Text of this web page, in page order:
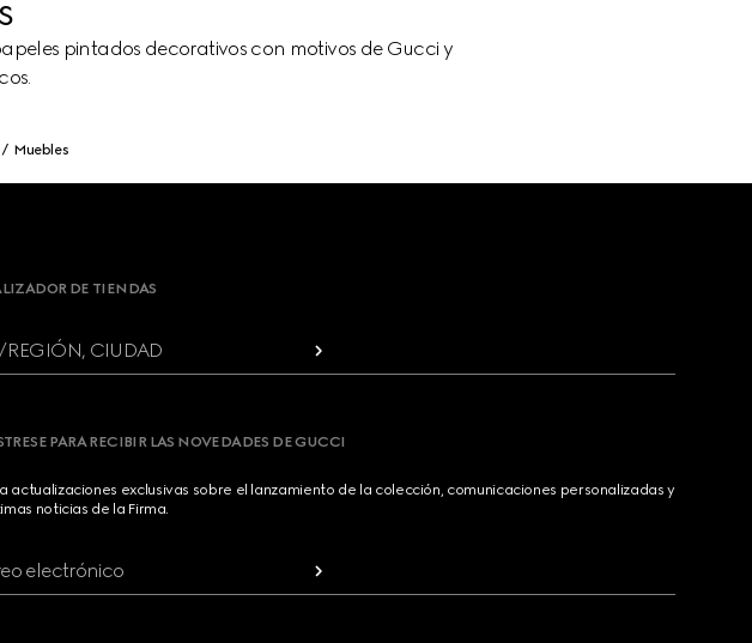
pintados decorativos con motivos de Gucci y
Muebles
DE TIENDAS
REGIÓN, CIUDAD
PARA RECIBIR LAS NOVEDADES DE GUCCI
actualizaciones exclusivas sobre el lanzamiento de la colección, comunicaciones personalizadas y
noticias de la Firma.
electrónico